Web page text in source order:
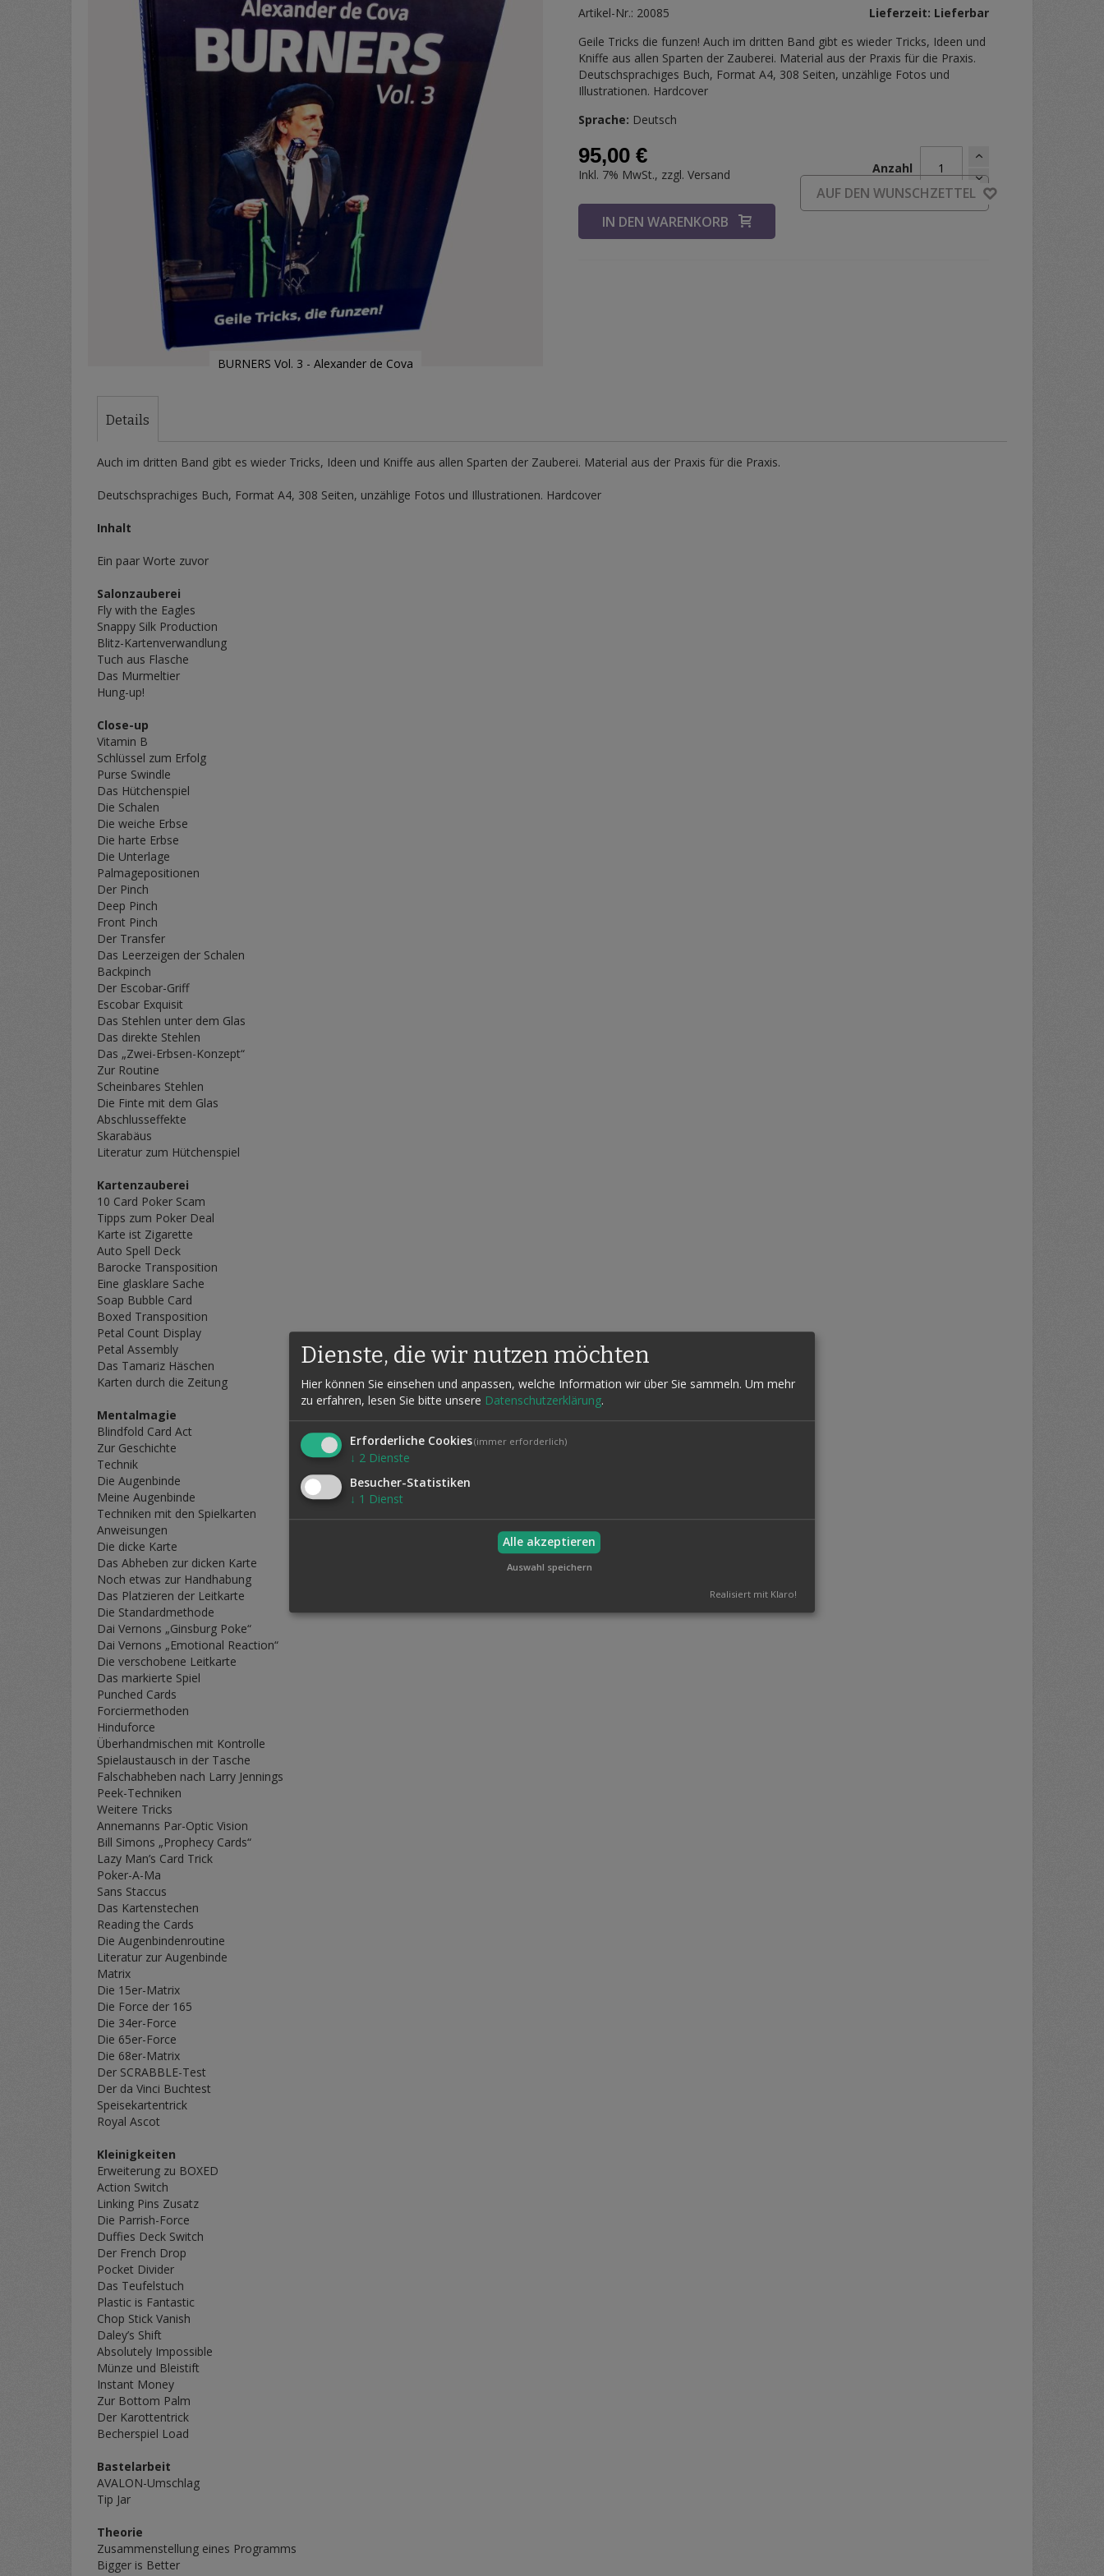
BURNERS Vol. 3 - Alexander de Cova
Artikel-Nr.: 20085
Lieferzeit: Lieferbar
Geile Tricks die funzen! Auch im dritten Band gibt es wieder Tricks, Ideen und
Kniffe aus allen Sparten der Zauberei. Material aus der Praxis für die Praxis.
Deutschsprachiges Buch, Format A4, 308 Seiten, unzählige Fotos und
Illustrationen. Hardcover
Sprache: Deutsch
95,00 €
Inkl. 7% MwSt., zzgl.Versand Anzahl
IN DEN WARENKORB
AUF DEN WUNSCHZETTEL
Details
Auch im dritten Band gibt es wieder Tricks, Ideen und Kniffe aus allen Sparten der Zauberei. Material aus der Praxis für die Praxis.
Deutschsprachiges Buch, Format A4, 308 Seiten, unzählige Fotos und Illustrationen. Hardcover
Inhalt
Ein paar Worte zuvor
Salonzauberei
Fly with the Eagles
Snappy Silk Production
Blitz-Kartenverwandlung
Tuch aus Flasche
Das Murmeltier
Hung-up!
Close-up
Vitamin B
Schlüssel zum Erfolg
Purse Swindle
Das Hütchenspiel
Die Schalen
Die weiche Erbse
Die harte Erbse
Die Unterlage
Palmagepositionen
Der Pinch
Deep Pinch
Front Pinch
Der Transfer
Das Leerzeigen der Schalen
Backpinch
Der Escobar-Griff
Escobar Exquisit
Das Stehlen unter dem Glas
Das direkte Stehlen
Das „Zwei-Erbsen-Konzept“
Zur Routine
Scheinbares Stehlen
Die Finte mit dem Glas
Abschlusseffekte
Skarabäus
Literatur zum Hütchenspiel
Kartenzauberei
10 Card Poker Scam
Tipps zum Poker Deal
Karte ist Zigarette
Auto Spell Deck
Barocke Transposition
Eine glasklare Sache
Soap Bubble Card
Boxed Transposition
Petal Count Display
Petal Assembly
Das Tamariz Häschen
Karten durch die Zeitung
Mentalmagie
Blindfold Card Act
Zur Geschichte
Technik
Die Augenbinde
Meine Augenbinde
Techniken mit den Spielkarten
Anweisungen
Die dicke Karte
Das Abheben zur dicken Karte
Noch etwas zur Handhabung
Das Platzieren der Leitkarte
Die Standardmethode
Dai Vernons „Ginsburg Poke“
Dai Vernons „Emotional Reaction“
Die verschobene Leitkarte
Das markierte Spiel
Punched Cards
Forciermethoden
Hinduforce
Überhandmischen mit Kontrolle
Spielaustausch in der Tasche
Falschabheben nach Larry Jennings
Peek-Techniken
Weitere Tricks
Annemanns Par-Optic Vision
Bill Simons „Prophecy Cards“
Lazy Man’s Card Trick
Poker-A-Ma
Sans Staccus
Das Kartenstechen
Reading the Cards
Die Augenbindenroutine
Literatur zur Augenbinde
Matrix
Die 15er-Matrix
Die Force der 165
Die 34er-Force
Die 65er-Force
Die 68er-Matrix
Der SCRABBLE-Test
Der da Vinci Buchtest
Speisekartentrick
Royal Ascot
Kleinigkeiten
Erweiterung zu BOXED
Action Switch
Linking Pins Zusatz
Die Parrish-Force
Duffies Deck Switch
Der French Drop
Pocket Divider
Das Teufelstuch
Plastic is Fantastic
Chop Stick Vanish
Daley’s Shift
Absolutely Impossible
Münze und Bleistift
Instant Money
Zur Bottom Palm
Der Karottentrick
Becherspiel Load
Bastelarbeit
AVALON-Umschlag
Tip Jar
Theorie
Zusammenstellung eines Programms
Bigger is Better
Dienste, die wir nutzen möchten
Hier können Sie einsehen und anpassen, welche Information wir über Sie sammeln. Um mehr
zu erfahren, lesen Sie bitte unsere Datenschutzerklärung.
Erforderliche Cookies(immer erforderlich)
↓ 2 Dienste
Besucher-Statistiken
↓ 1 Dienst
Alle akzeptieren
Auswahl speichern
Realisiert mit Klaro!